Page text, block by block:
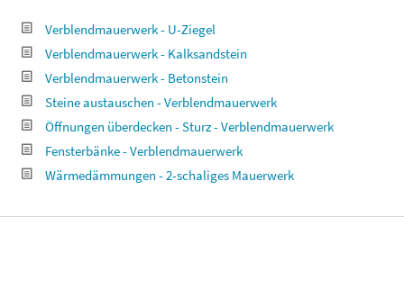
Verblendmauerwerk - U-Ziegel
Verblendmauerwerk - Kalksandstein
Verblendmauerwerk - Betonstein
Steine austauschen - Verblendmauerwerk
Öffnungen überdecken - Sturz - Verblendmauerwerk
Fensterbänke - Verblendmauerwerk
Wärmedämmungen - 2-schaliges Mauerwerk